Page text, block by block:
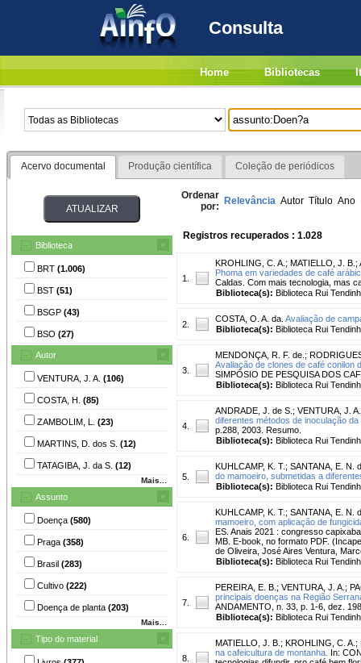
Consulta
Home Bibliotecas
Acervo documental Produção científica Coleção de periódicos
Biblioteca
BRT (1.006)
BST (51)
BSGP (43)
BSO (27)
Autor
VENTURA, J. A. (106)
COSTA, H. (85)
ZAMBOLIM, L. (23)
MARTINS, D. dos S. (12)
TATAGIBA, J. da S. (12)
Mais...
Assunto
Doença (580)
Praga (358)
Brasil (283)
Cultivo (222)
Doença de planta (203)
Mais...
Tipo do material
Ordenar
por: Relevância Autor Título Ano
Registros recuperados : 1.028
1.
KROHLING, C. A. ; MATIELLO, J. B. ;
Phoma em variedades de café
Caldas. Com mais tecnologia, mas
Biblioteca(s): Biblioteca Rui
2.
COSTA, O. A. da. Avaliação de
Biblioteca(s): Biblioteca Rui
3.
MENDONÇA, R. F. de. ;
Avaliação de clones de café conilon
SIMPÓSIO DE PESQUISA DOS
Biblioteca(s): Biblioteca Rui
4.
ANDRADE, J. de S. ; VENTURA, J. A.
diferentes métodos de inoculação
p.288, 2003. Resumo.
Biblioteca(s): Biblioteca Rui
5.
KUHLCAMP, K. T. ; SANTANA, E. N.
do mamoeiro, submetidas a
Biblioteca(s): Biblioteca Rui
6.
KUHLCAMP, K. T. ; SANTANA, E. N.
mamoeiro, com aplicação de
ES. Anais 2021 : congresso
MB. E-book, no formato PDF.
de Oliveira, José Aires Ventura,
Biblioteca(s): Biblioteca Rui
7.
PEREIRA, E. B. ; VENTURA, J. A. ;
principais doenças na Região
ANDAMENTO, n. 33, p. 1-6, dez.
Biblioteca(s): Biblioteca Rui
8.
MATIELLO, J. B. ; KROHLING, C. A. ;
na cafeicultura de montanha. In: